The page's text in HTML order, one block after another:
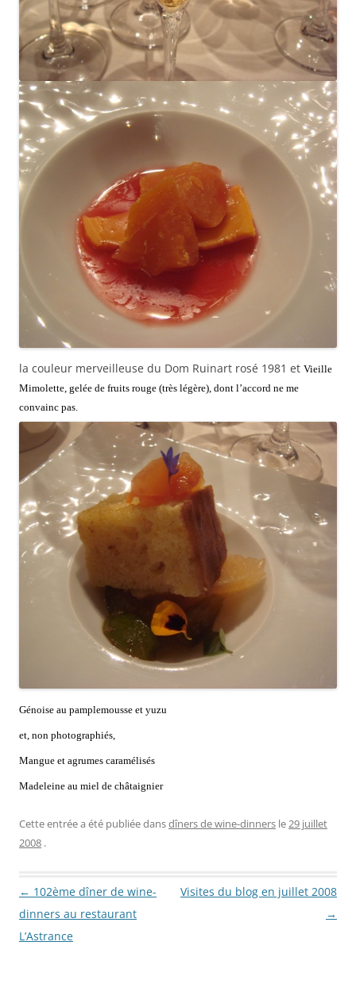
la couleur merveilleuse du Dom Ruinart rosé 1981 et Vieille
Mimolette, gelée de fruits rouge (très légère), dont l’accord ne me
convainc pas.
Génoise au pamplemousse et yuzu
et, non photographiés,
Mangue et agrumes caramélisés
Madeleine au miel de châtaignier
Cette entrée a été publiée dansdîners de wine-dinners le29 juillet
2008 .
Navigation des articles
← 102ème dîner de wine-
dinners au restaurant
L’Astrance
Visites du blog en juillet 2008
→